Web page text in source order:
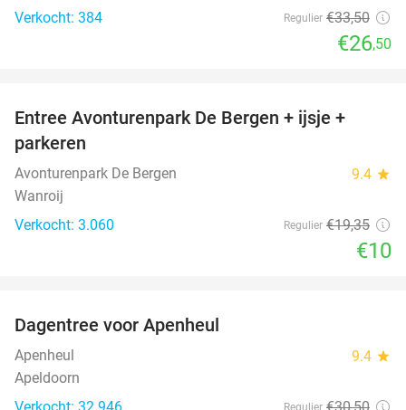
Verkocht: 384
Regulier €33,50
€26,50
Entree Avonturenpark De Bergen + ijsje +
parkeren
Avonturenpark De Bergen 9.4 star
Wanroij
Verkocht: 3.060
Regulier €19,35
€10
Dagentree voor Apenheul
Apenheul 9.4 star
Apeldoorn
Regulier